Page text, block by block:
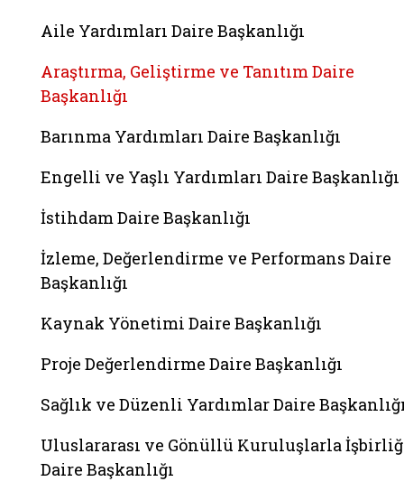
Aile Yardımları Daire Başkanlığı
Araştırma, Geliştirme ve Tanıtım Daire
Başkanlığı
Barınma Yardımları Daire Başkanlığı
Engelli ve Yaşlı Yardımları Daire Başkanlığı
İstihdam Daire Başkanlığı
İzleme, Değerlendirme ve Performans Daire
Başkanlığı
Kaynak Yönetimi Daire Başkanlığı
Proje Değerlendirme Daire Başkanlığı
Sağlık ve Düzenli Yardımlar Daire
Uluslararası ve Gönüllü Kuruluşlarla
Daire Başkanlığı